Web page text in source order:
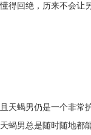
得回绝，历来不会让
天蝎男仍是一个非常
蝎男总是随时随地都